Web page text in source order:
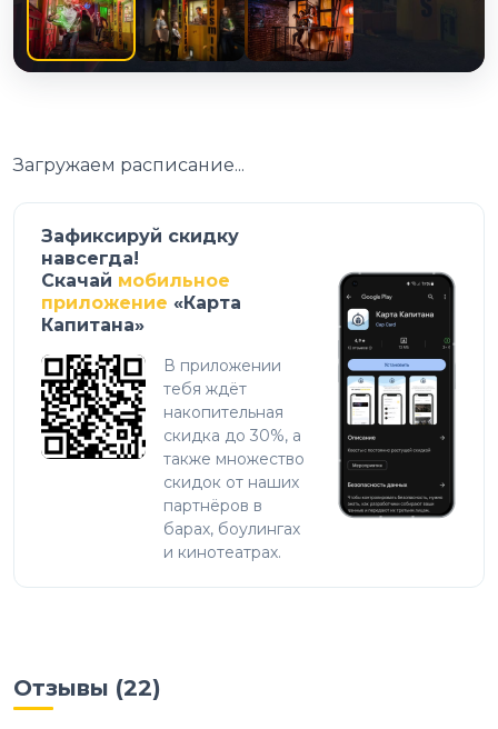
Загружаем расписание...
Зафиксируй скидку
навсегда!
Скачай мобильное
приложение «Карта
Капитана»
В приложении
тебя ждёт
накопительная
скидка до 30%, а
также множество
скидок от наших
партнёров в
барах, боулингах
и кинотеатрах.
Отзывы (22)